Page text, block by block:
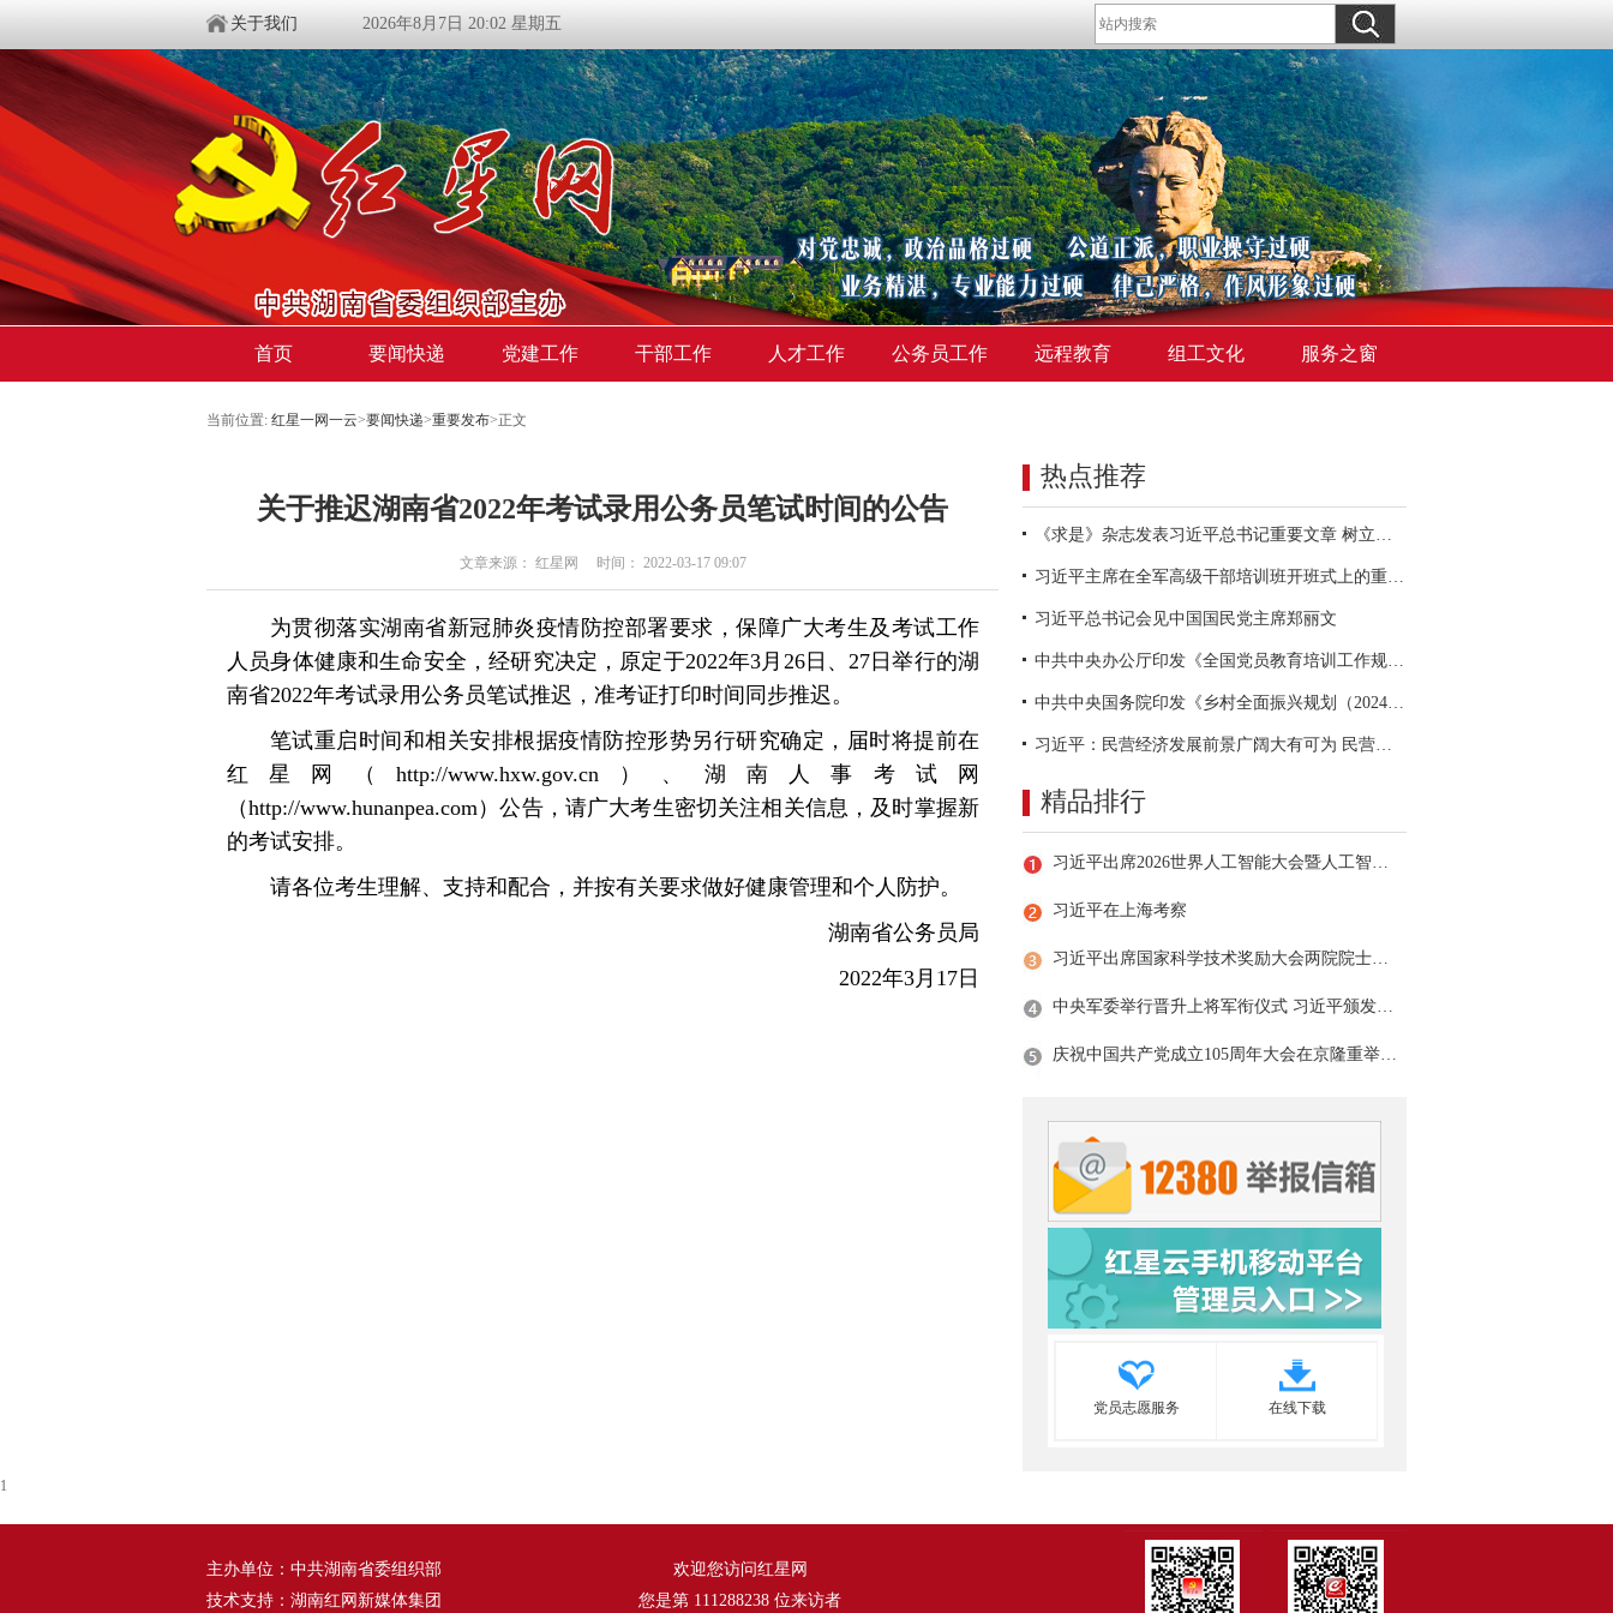
关于我们 2026年8月7日 20:02 星期五
首页 要闻快递 党建工作 干部工作 人才工作 公务员工作 远程教育 组工文化 服务之窗
当前位置: 红星一网一云>要闻快递>重要发布>正文
关于推迟湖南省2022年考试录用公务员笔试时间的公告
文章来源： 红星网 时间： 2022-03-17 09:07
为贯彻落实湖南省新冠肺炎疫情防控部署要求，保障广大考生及考试工作
人员身体健康和生命安全，经研究决定，原定于2022年3月26日、27日举行的湖
南省2022年考试录用公务员笔试推迟，准考证打印时间同步推迟。
笔试重启时间和相关安排根据疫情防控形势另行研究确定，届时将提前在
红星网（http://www.hxw.gov.cn）、湖南人事考试网
（http://www.hunanpea.com）公告，请广大考生密切关注相关信息，及时掌握新
的考试安排。
请各位考生理解、支持和配合，并按有关要求做好健康管理和个人防护。
湖南省公务员局
2022年3月17日
热点推荐
《求是》杂志发表习近平总书记重要文章 树立和践行正确政绩观
习近平主席在全军高级干部培训班开班式上的重要讲话引领全军开展思想整风、深化政治整训
习近平总书记会见中国国民党主席郑丽文
中共中央办公厅印发《全国党员教育培训工作规划（2024－2028年）》
中共中央国务院印发《乡村全面振兴规划（2024—2027年）》
习近平：民营经济发展前景广阔大有可为 民营企业和民营企业家大显身手正当其时
精品排行
习近平出席2026世界人工智能大会暨人工智能全球治理高级别会议开幕式并发表主旨讲话
习近平在上海考察
习近平出席国家科学技术奖励大会两院院士大会中国科协第十一次全国代表大会并发表重要讲话
中央军委举行晋升上将军衔仪式 习近平颁发命令状并向晋衔的军官表示祝贺
庆祝中国共产党成立105周年大会在京隆重举行 习近平发表重要讲话
党员志愿服务 在线下载
1
主办单位：中共湖南省委组织部
技术支持：湖南红网新媒体集团
欢迎您访问红星网
您是第 111288238 位来访者